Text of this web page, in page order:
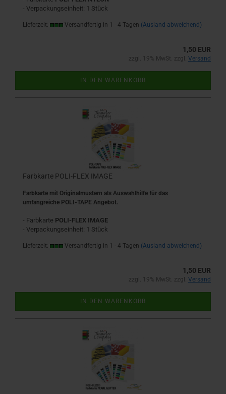
- Verpackungseinheit: 1 Stück
Lieferzeit: Versandfertig in 1 - 4 Tagen (Ausland abweichend)
1,50 EUR
zzgl. 19% MwSt. zzgl. Versand
IN DEN WARENKORB
Farbkarte POLI-FLEX IMAGE
Farbkarte mit Originalmustern als Auswahlhilfe für das
umfangreiche POLI-TAPE Angebot.
- Farbkarte POLI-FLEX IMAGE
- Verpackungseinheit: 1 Stück
Lieferzeit: Versandfertig in 1 - 4 Tagen (Ausland abweichend)
1,50 EUR
zzgl. 19% MwSt. zzgl. Versand
IN DEN WARENKORB